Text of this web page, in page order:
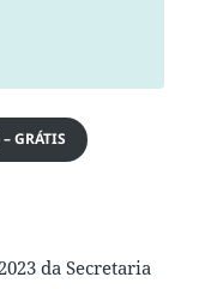
GRÁTIS
da Secretaria